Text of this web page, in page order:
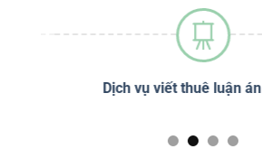
Dịch vụ viết thuê luận